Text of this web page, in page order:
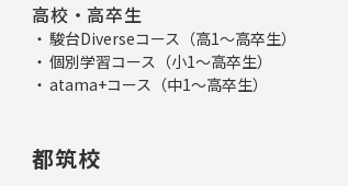
高校・高卒生
駿台Diverseコース（高1～高卒生）
個別学習コース（小1～高卒生）
atama+コース（中1～高卒生）
都筑校